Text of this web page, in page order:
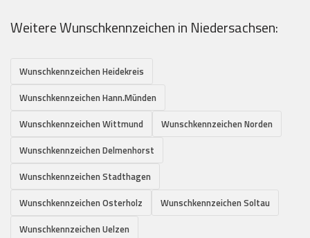
Weitere Wunschkennzeichen in Niedersachsen:
Wunschkennzeichen Heidekreis
Wunschkennzeichen Hann.Münden
Wunschkennzeichen Wittmund
Wunschkennzeichen Norden
Wunschkennzeichen Delmenhorst
Wunschkennzeichen Stadthagen
Wunschkennzeichen Osterholz
Wunschkennzeichen Soltau
Wunschkennzeichen Uelzen